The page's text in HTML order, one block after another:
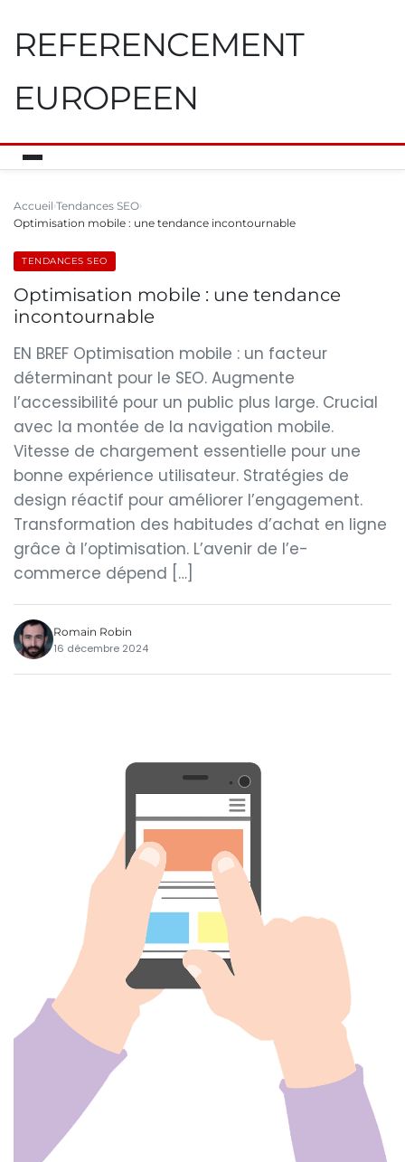
REFERENCEMENT
EUROPEEN
Accueil Tendances SEO
Optimisation mobile : une tendance incontournable
TENDANCES SEO
Optimisation mobile : une tendance
incontournable
EN BREF Optimisation mobile : un facteur
déterminant pour le SEO. Augmente
l’accessibilité pour un public plus large. Crucial
avec la montée de la navigation mobile.
Vitesse de chargement essentielle pour une
bonne expérience utilisateur. Stratégies de
design réactif pour améliorer l’engagement.
Transformation des habitudes d’achat en ligne
grâce à l’optimisation. L’avenir de l’e-
commerce dépend […]
Romain Robin
16 décembre 2024